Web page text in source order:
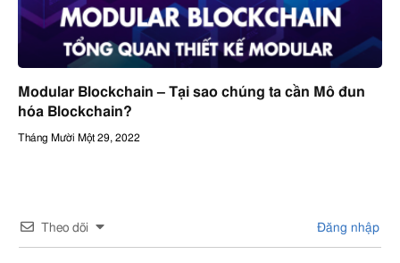
Modular Blockchain – Tại sao chúng ta cần Mô đun
hóa Blockchain?
Tháng Mười Một 29, 2022
Theo dõi Đăng nhập